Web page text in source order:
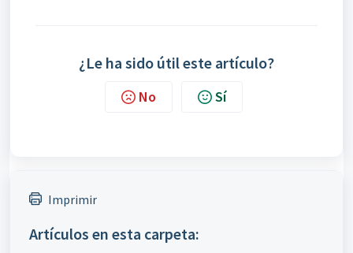
¿Le ha sido útil este artículo?
No Sí
Imprimir
Artículos en esta carpeta: